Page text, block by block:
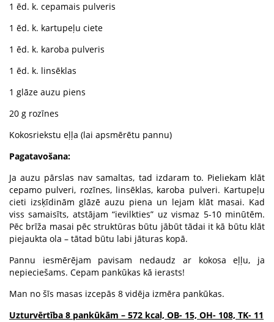
1 ēd. k. cepamais pulveris
1 ēd. k. kartupeļu ciete
1 ēd. k. karoba pulveris
1 ēd. k. linsēklas
1 glāze auzu piens
20 g rozīnes
Kokosriekstu eļļa (lai apsmērētu pannu)
Pagatavošana:
Ja auzu pārslas nav samaltas, tad izdaram to. Pieliekam klāt
cepamo pulveri, rozīnes, linsēklas, karoba pulveri. Kartupeļu
cieti izsķīdinām glāzē auzu piena un lejam klāt masai. Kad
viss samaisīts, atstājam “ievilkties” uz vismaz 5-10 minūtēm.
Pēc brīža masai pēc struktūras būtu jābūt tādai it kā būtu klāt
piejaukta ola – tātad būtu labi jāturas kopā.
Pannu iesmērējam pavisam nedaudz ar kokosa eļļu, ja
nepieciešams. Cepam pankūkas kā ierasts!
Man no šīs masas izcepās 8 vidēja izmēra pankūkas.
Uzturvērtība 8 pankūkām – 572 kcal, OB- 15, OH- 108, TK- 11